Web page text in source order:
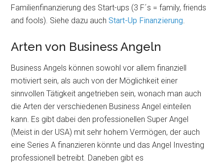
Familienfinanzierung des Start-ups (3 F´s = family, friends
and fools). Siehe dazu auchStart-Up Finanzierung.
Arten von Business Angeln
Business Angels können sowohl vor allem finanziell
motiviert sein, als auch von der Möglichkeit einer
sinnvollen Tätigkeit angetrieben sein, wonach man auch
die Arten der verschiedenen Business Angel einteilen
kann. Es gibt dabei den professionellen Super Angel
(Meist in der USA) mit sehr hohem Vermögen, der auch
eine Series A finanzieren könnte und das Angel Investing
professionell betreibt. Daneben gibt es